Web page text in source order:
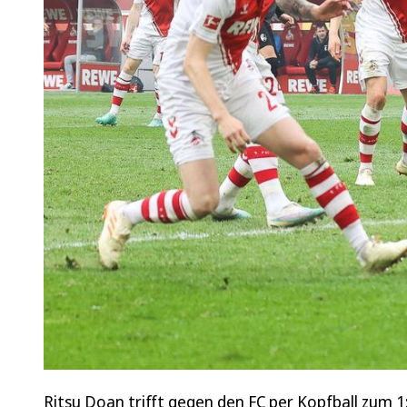
Ritsu Doan trifft gegen den FC per Kopfball zum